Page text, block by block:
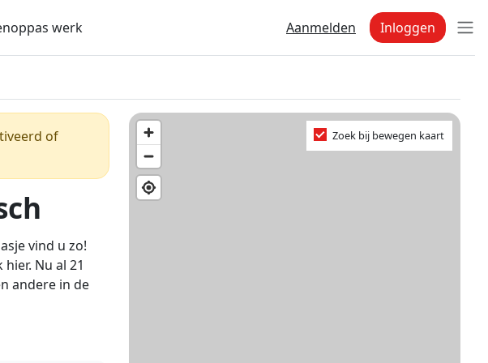
werk Aanmelden Inloggen
of
vind u zo!
Nu al 21
andere in de
Zoek bij bewegen kaart